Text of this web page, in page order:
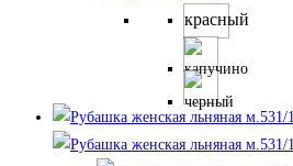
товар
несколько
вариаций.
Опции
можно
красный